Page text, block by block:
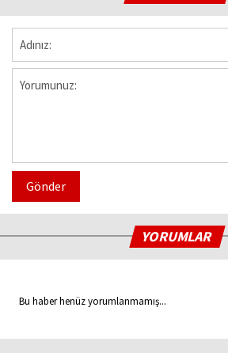
Gönder
YORUMLAR
Bu haber henüz yorumlanmamış...